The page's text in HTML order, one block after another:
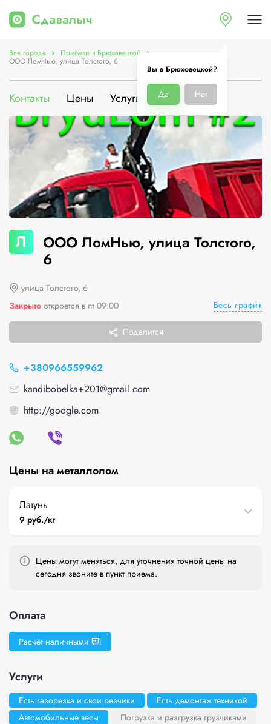
Вы в Брюховецкой?
Да Нет
Все города Приёмки в Брюховецкой
ООО ЛомНью, улица Толстого, 6
Контакты Цены Услуги О компании
Л
ООО ЛомНью, улица Толстого,
6
улица Толстого, 6
Закрыто откроется в пт 09:00 Весь график
Поделится
+380966559962
kandibobelka+201@gmail.com
http://google.com
Цены на металлолом
Латунь
9 руб./кг
Цены могут меняться, для уточнения точной цены на
сегодня звоните в пункт приема.
Оплата
Расчёт наличными
Услуги
Есть газорезка и свои резчики
Есть демонтаж техникой
Автомобильные весы
Погрузка и разгрузка грузчиками